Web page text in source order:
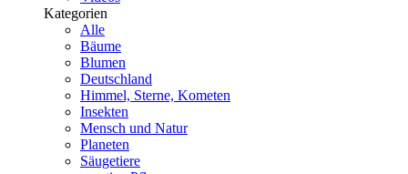
Kategorien
Alle
Bäume
Blumen
Deutschland
Himmel, Sterne, Kometen
Insekten
Mensch und Natur
Planeten
Säugetiere